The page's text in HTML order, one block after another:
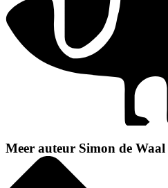
Meer auteur Simon de Waal